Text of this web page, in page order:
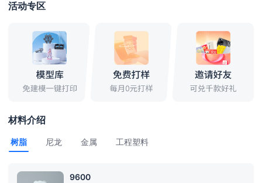
活动专区
材料介绍
树脂 尼龙 金属 工程塑料
9600